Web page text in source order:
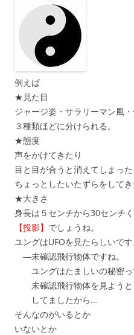
例えば
★見た目
ジャージ姿・サラリーマン風
３種類ほどに分けられる。
★態度
声をかけてきたり
目と目が合うと消えてしまった
ちょっとしたいたずらをしてき
★大きさ
身長は５センチから30センチ
【投影】 でしょうね。
ユングはUFOを見たらしいです
―未確認飛行物体ですね。
ユングはたましいの秘密っ
未確認飛行物体を見ようと
してましたから…
そんなのがいるとか
いないとか